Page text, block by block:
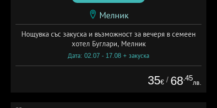
Мелник
Нощувка със закуска и възможност за вечеря в семеен
хотел Буглари, Мелник
Дата: 02.07 - 17.08 + закуска
35€ / 68.45
лв.